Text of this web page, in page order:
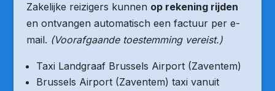
Zakelijke reizigers kunnen op rekening rijden
en ontvangen automatisch een factuur per e-
mail. (Voorafgaande toestemming vereist.)
Taxi Landgraaf Brussels Airport (Zaventem)
Brussels Airport (Zaventem) taxi vanuit